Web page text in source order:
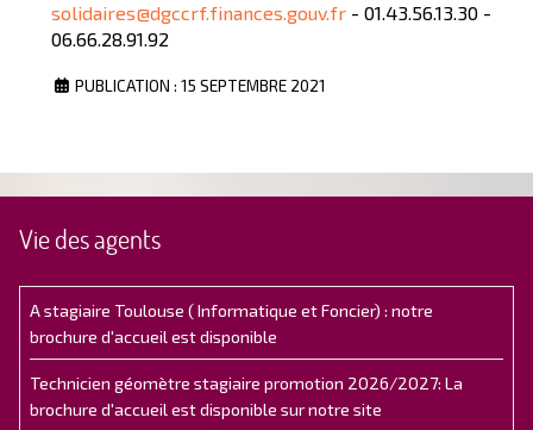
solidaires@dgccrf.finances.gouv.fr - 01.43.56.13.30 -
06.66.28.91.92
PUBLICATION : 15 SEPTEMBRE 2021
Vie des agents
A stagiaire Toulouse ( Informatique et Foncier) : notre
brochure d'accueil est disponible
Technicien géomètre stagiaire promotion 2026/2027: La
brochure d'accueil est disponible sur notre site